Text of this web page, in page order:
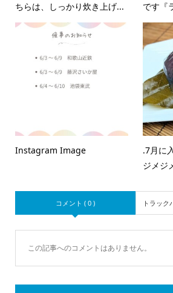
ちらは、しっかり炊き上げ...
です『
Instagram Image
.7月に
ジメジ
コメント ( 0 ) トラック
この記事へのコメントはありません。